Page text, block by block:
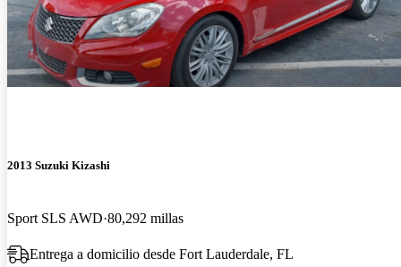
2013 Suzuki Kizashi
Sport SLS AWD 80,292 millas
Entrega a domicilio desde Fort Lauderdale, FL